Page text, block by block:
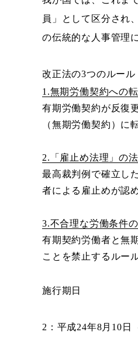
員」として区分され
の伝統的な人事管理
改正法の3つのルール
1.無期労働契約への転
有期労働契約が反復
（無期労働契約）に
2.「雇止め法理」の
最高裁判例で確立し
者による雇止めが認
3.不合理な労働条件の
有期契約労働者と無
ことを禁止するルー
施行期日
2：平成24年8月10日